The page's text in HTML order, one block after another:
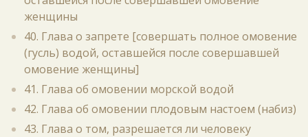
женщины
40. Глава о запрете [совершать полное омовение
(гусль) водой, оставшейся после совершавшей
омовение женщины]
41. Глава об омовении морской водой
42. Глава об омовении плодовым настоем (набиз)
43. Глава о том, разрешается ли человеку